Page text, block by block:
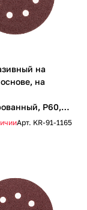
на
на
P60,
шт. KRANZ
Арт. KR-91-1165